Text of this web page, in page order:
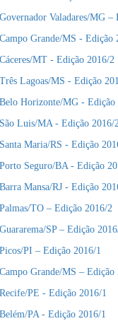
Valadares/MG –
Grande/MS - Edição
MT - Edição 2016/2
Lagoas/MS - Edição
Horizonte/MG - Edição
Luis/MA - Edição 2016/
Maria/RS - Edição
Seguro/BA - Edição
Mansa/RJ - Edição
TO – Edição 2016/2
SP – Edição
PI – Edição 2016/1
Grande/MS – Edição
PE - Edição 2016/1
PA - Edição 2016/1